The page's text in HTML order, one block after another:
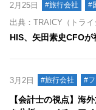
2月25日 #旅行会社 #
出典：TRAICY（トライ
HIS、矢田素史CFO
3月2日 #旅行会社 #
【会計士の視点】海